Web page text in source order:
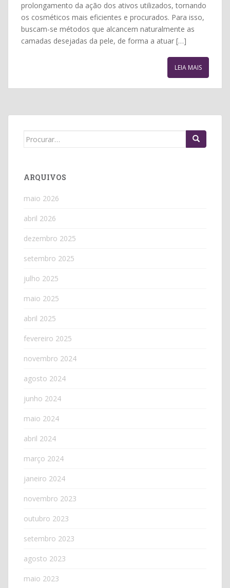
prolongamento da ação dos ativos utilizados, tornando
os cosméticos mais eficientes e procurados. Para isso,
buscam-se métodos que alcancem naturalmente as
camadas desejadas da pele, de forma a atuar […]
LEIA MAIS
Search
ARQUIVOS
maio 2026
abril 2026
dezembro 2025
setembro 2025
julho 2025
maio 2025
abril 2025
fevereiro 2025
novembro 2024
agosto 2024
junho 2024
maio 2024
abril 2024
março 2024
janeiro 2024
novembro 2023
outubro 2023
setembro 2023
agosto 2023
maio 2023